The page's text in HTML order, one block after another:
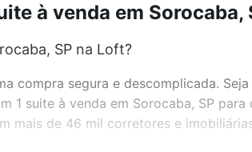
à venda em Sorocaba,
SP na Loft?
compra segura e descomplicada.
suite à venda em Sorocaba, SP
mais de 46 mil corretores e